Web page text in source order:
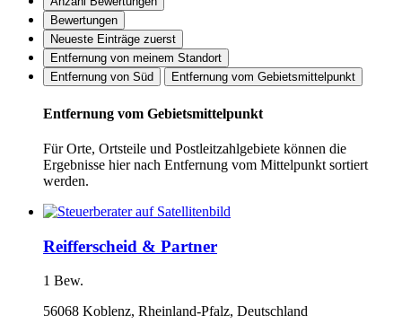
Bewertungen
Neueste Einträge zuerst
Entfernung von meinem Standort
Entfernung von Süd
Entfernung vom Gebietsmittelpunkt
Entfernung vom Gebietsmittelpunkt
Für Orte, Ortsteile und Postleitzahlgebiete können die
Ergebnisse hier nach Entfernung vom Mittelpunkt sortiert
werden.
Reifferscheid & Partner
1 Bew.
56068 Koblenz, Rheinland-Pfalz, Deutschland